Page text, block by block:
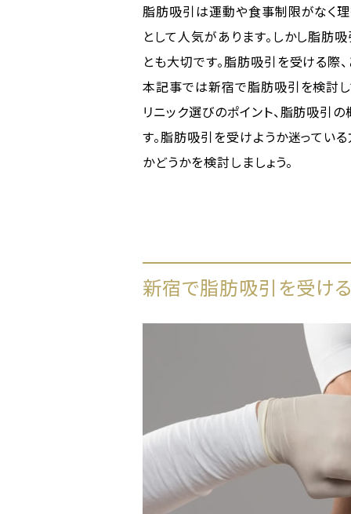
脂肪吸引は運動や食事制限がなく
として人気があります。しかし脂肪
とも大切です。脂肪吸引を受ける際
本記事では新宿で脂肪吸引を検討
リニック選びのポイント、脂肪吸引
す。脂肪吸引を受けようか迷ってい
かどうかを検討しましょう。
新宿で脂肪吸引を受ける